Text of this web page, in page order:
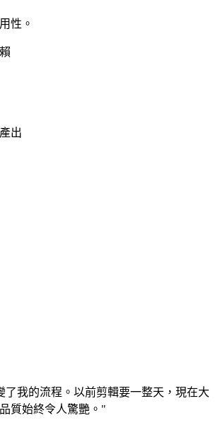
性。
出
了我的流程。以前剪輯要一整天，現在大
質始終令人驚艷。